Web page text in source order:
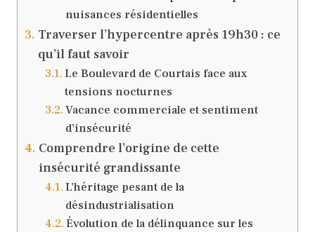
nuisances résidentielles
Traverser l’hypercentre après 19h30 : ce
qu’il faut savoir
Le Boulevard de Courtais face aux
tensions nocturnes
Vacance commerciale et sentiment
d’insécurité
Comprendre l’origine de cette
insécurité grandissante
L’héritage pesant de la
désindustrialisation
Évolution de la délinquance sur les